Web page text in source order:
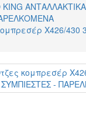
KING ΑΝΤΑΛΛΑΚΤΙΚΑ
Χ426/430